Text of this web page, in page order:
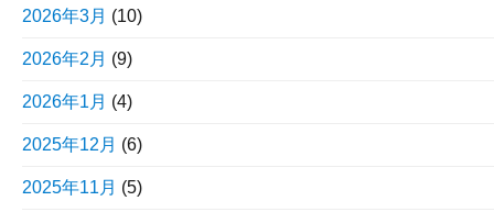
2026年3月 (10)
2026年2月 (9)
2026年1月 (4)
2025年12月 (6)
2025年11月 (5)